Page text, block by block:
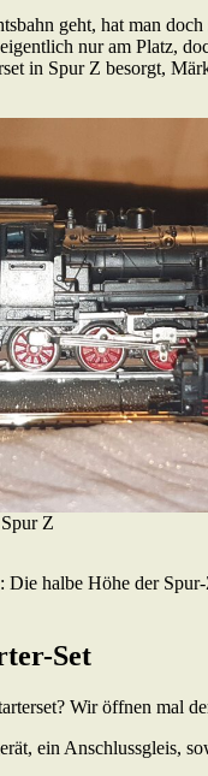
geht, hat man
nur am Platz,
in Spur Z besorgt,
Z
halbe Höhe der
Set
Wir öffnen mal
ein Anschlussgleis,